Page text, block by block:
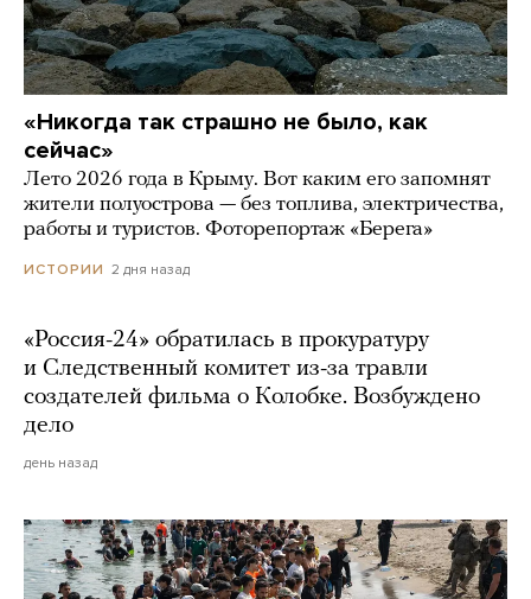
«Никогда так страшно не было, как
сейчас»
Лето 2026 года в Крыму. Вот каким его запомнят
жители полуострова — без топлива, электричества,
работы и туристов. Фоторепортаж «Берега»
ИСТОРИИ 2 дня назад
«Россия-24» обратилась в прокуратуру
и Следственный комитет из-за травли
создателей фильма о Колобке. Возбуждено
дело
день назад